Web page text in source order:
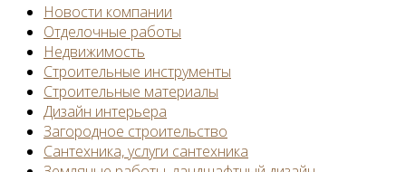
Новости компании
Отделочные работы
Недвижимость
Строительные инструменты
Строительные материалы
Дизайн интерьера
Загородное строительство
Сантехника, услуги сантехника